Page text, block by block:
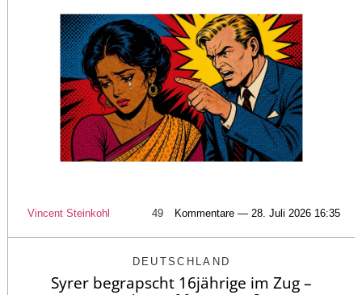
Vincent Steinkohl 49 Kommentare — 28. Juli 2026 16:35
DEUTSCHLAND
Syrer begrapscht 16jährige im Zug –